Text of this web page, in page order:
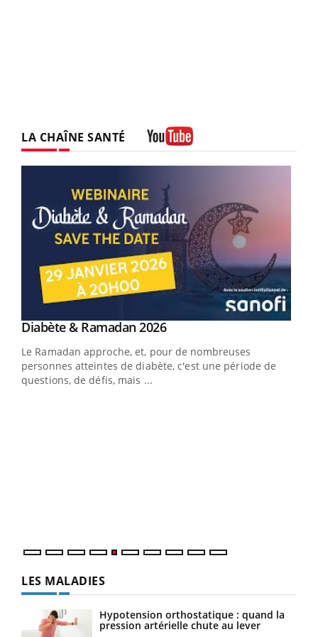
LA CHAÎNE SANTÉ
Youtube
Diabète & Ramadan 2026Youtube
Le Ramadan approche, et, pour de nombreuses
personnes atteintes de diabète, c'est une période de
questions, de défis, mais ...
Youtube
Un « jumeau numérique » pour faciliter l’accès
Un établissement lié à un groupe mutualiste innove en
matière de bilan de santé : l'utilisation d'un « jumeau
LES MALADIES
Hypotension orthostatique : quand la
pression artérielle chute au lever